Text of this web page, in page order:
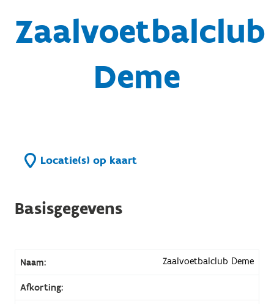
Zaalvoetbalclub
Deme
Locatie(s) op kaart
Basisgegevens
Naam: Zaalvoetbalclub Deme
Afkorting: